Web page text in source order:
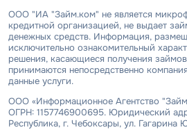
ООО "ИА "Займ.ком" не является
кредитной организацией, не выдает
денежных средств. Информация,
исключительно ознакомительный
решения, касающиеся получения
принимаются непосредственно
данные услуги.
ООО «Информационное Агентство
ОГРН: 1157746900695. Юридический
Республика, г. Чебоксары, ул.